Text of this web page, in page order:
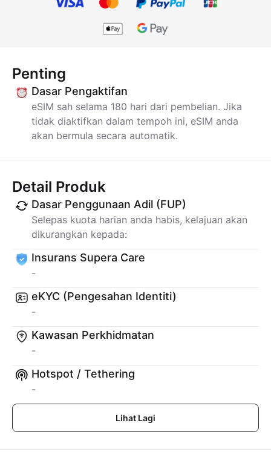
Penting
Dasar Pengaktifan
eSIM sah selama 180 hari dari pembelian. Jika
tidak diaktifkan dalam tempoh ini, eSIM anda
akan bermula secara automatik.
Detail Produk
Dasar Penggunaan Adil (FUP)
Selepas kuota harian anda habis, kelajuan akan
dikurangkan kepada:
Insurans Supera Care
-
eKYC (Pengesahan Identiti)
-
Kawasan Perkhidmatan
-
Hotspot / Tethering
-
Lihat Lagi